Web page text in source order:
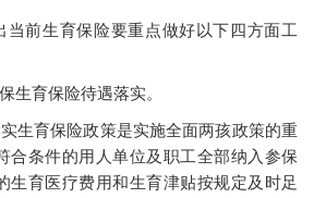
前生育保险要重点做好以下四方面工
育保险待遇落实。
育保险政策是实施全面两孩政策的重
合条件的用人单位及职工全部纳入参保
生育医疗费用和生育津贴按规定及时足